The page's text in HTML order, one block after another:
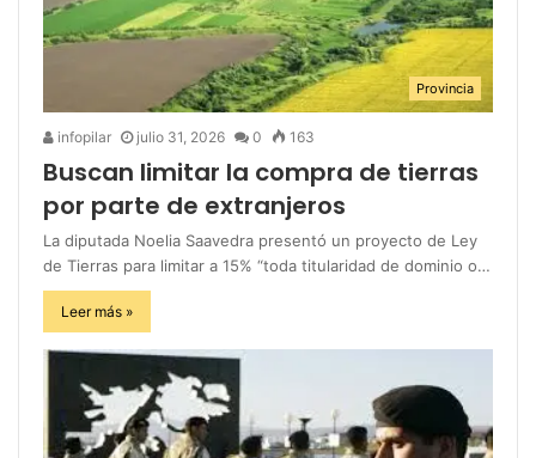
Provincia
infopilar julio 31, 2026 0 163
Buscan limitar la compra de tierras
por parte de extranjeros
La diputada Noelia Saavedra presentó un proyecto de Ley
de Tierras para limitar a 15% “toda titularidad de dominio o…
Leer más »